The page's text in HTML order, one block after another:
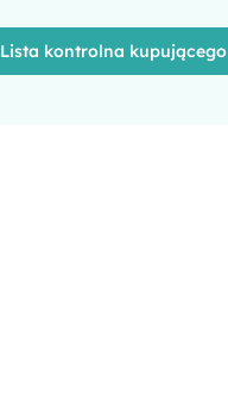
Lista kontrolna kupującego